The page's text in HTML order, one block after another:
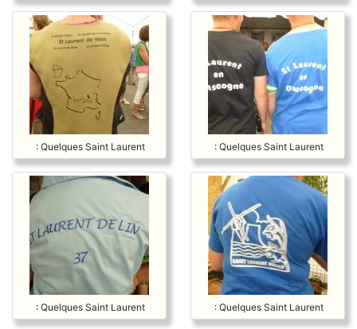
: Quelques Saint Laurent : Quelques Saint Laurent
: Quelques Saint Laurent : Quelques Saint Laurent